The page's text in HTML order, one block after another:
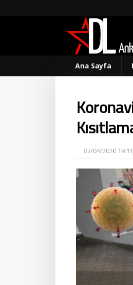
Ana Sayfa
07/04/2020 19:11